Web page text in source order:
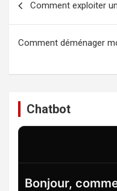
l’article
Comment exploiter
Comment déménager
Chatbot
Bonjour,